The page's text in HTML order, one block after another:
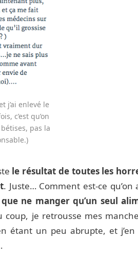
j’ai enlevé le
c’est qu’on
pas la
le résultat de toutes les
. Juste… Comment est-ce qu’on
ne manger qu’un seul
coup, je retrousse mes
étant un peu abrupte, et j’en